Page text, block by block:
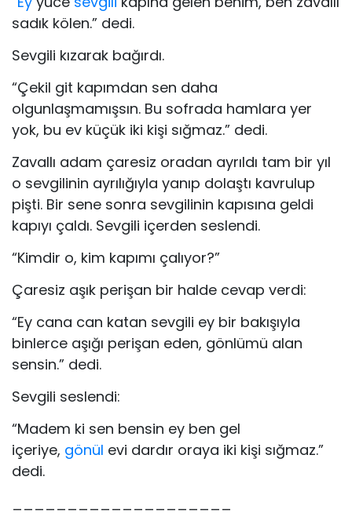
sadık kölen.” dedi.
Sevgili kızarak bağırdı.
“Çekil git kapımdan sen daha
olgunlaşmamışsın. Bu sofrada hamlara yer
yok, bu ev küçük iki kişi sığmaz.” dedi.
Zavallı adam çaresiz oradan ayrıldı tam bir yıl
o sevgilinin ayrılığıyla yanıp dolaştı kavrulup
pişti. Bir sene sonra sevgilinin kapısına geldi
kapıyı çaldı. Sevgili içerden seslendi.
“Kimdir o, kim kapımı çalıyor?”
Çaresiz aşık perişan bir halde cevap verdi:
“Ey cana can katan sevgili ey bir bakışıyla
binlerce aşığı perişan eden, gönlümü alan
sensin.” dedi.
Sevgili seslendi:
“Madem ki sen bensin ey ben gel
içeriye, gönül evi dardır oraya iki kişi sığmaz.”
dedi.